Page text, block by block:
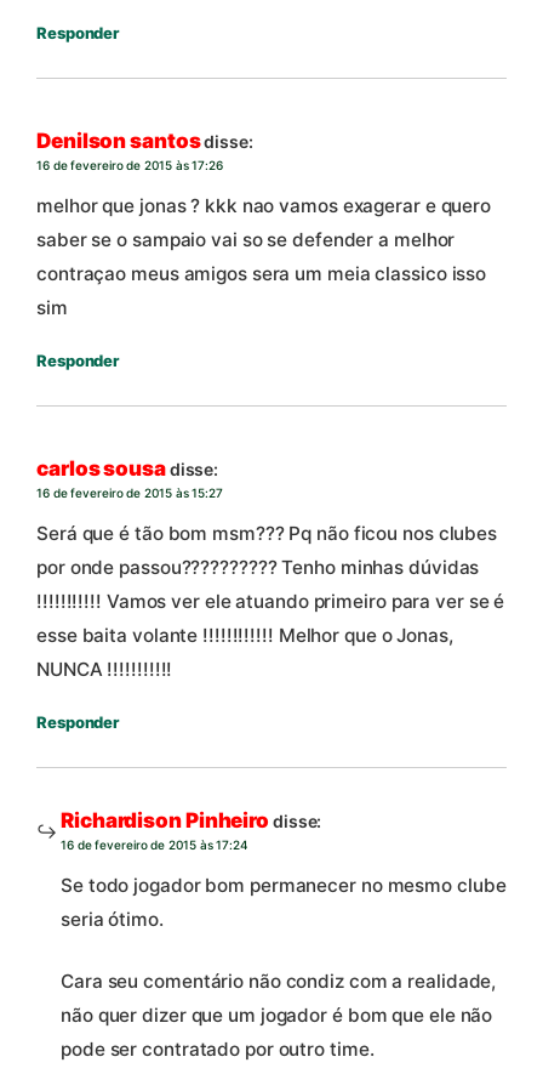
Responder
Denilson santosdisse:
16 de fevereiro de 2015 às 17:26
melhor que jonas ? kkk nao vamos exagerar e quero
saber se o sampaio vai so se defender a melhor
contraçao meus amigos sera um meia classico isso
sim
Responder
carlos sousadisse:
16 de fevereiro de 2015 às 15:27
Será que é tão bom msm??? Pq não ficou nos clubes
por onde passou?????????? Tenho minhas dúvidas
!!!!!!!!!!! Vamos ver ele atuando primeiro para ver se é
esse baita volante !!!!!!!!!!!! Melhor que o Jonas,
NUNCA !!!!!!!!!!!
Responder
Richardison Pinheiro disse:
16 de fevereiro de 2015 às 17:24
Se todo jogador bom permanecer no mesmo clube
seria ótimo.
Cara seu comentário não condiz com a realidade,
não quer dizer que um jogador é bom que ele não
pode ser contratado por outro time.